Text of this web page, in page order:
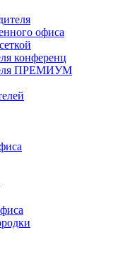
офиса
конференц
ПРЕМИУМ